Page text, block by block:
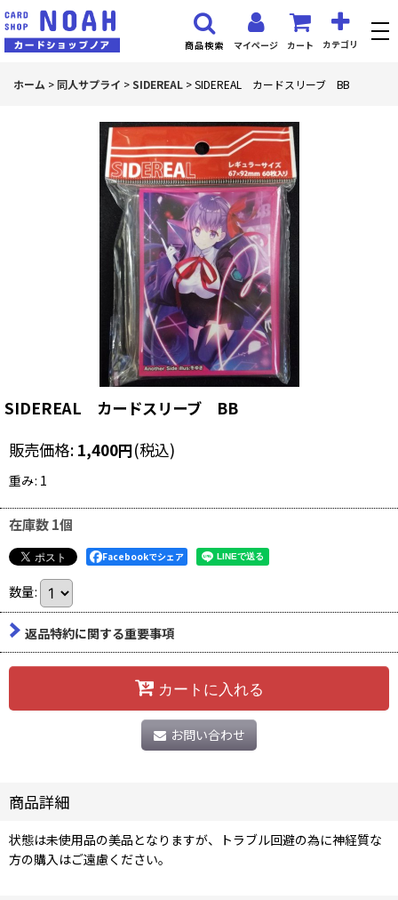
マイページ カート カテゴリ
商品検索
ホーム > 同人サプライ >SIDEREAL >SIDEREAL カードスリーブ BB
SIDEREAL カードスリーブ BB
販売価格: 1,400円(税込)
重み: 1
在庫数 1個
Facebookでシェア
数量:
返品特約に関する重要事項
カートに入れる
お問い合わせ
商品詳細
状態は未使用品の美品となりますが、トラブル回避の為に神経質な
方の購入はご遠慮ください。